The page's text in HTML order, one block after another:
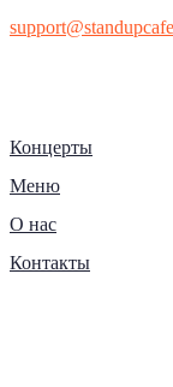
Концерты
Меню
О нас
Контакты